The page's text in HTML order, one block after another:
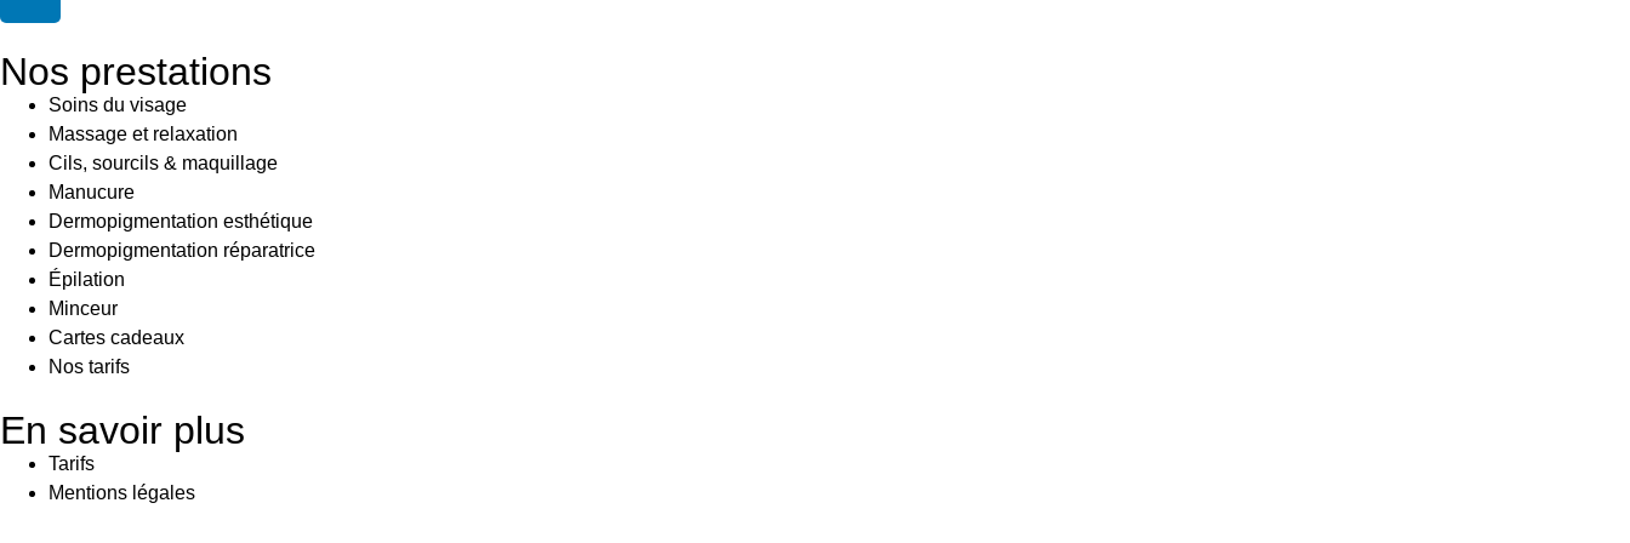
Nos prestations
Soins du visage
Massage et relaxation
Cils, sourcils & maquillage
Manucure
Dermopigmentation esthétique
Dermopigmentation réparatrice
Épilation
Minceur
Cartes cadeaux
Nos tarifs
En savoir plus
Tarifs
Mentions légales